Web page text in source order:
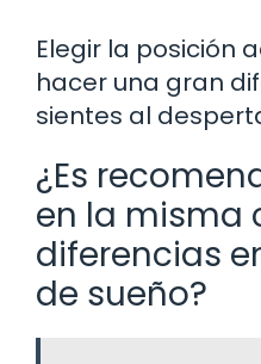
Elegir la posición
hacer una gran
sientes al
¿Es
en la misma
diferencias
de sueño?